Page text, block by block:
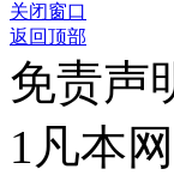
关闭窗口
返回顶部
免责声
1凡本